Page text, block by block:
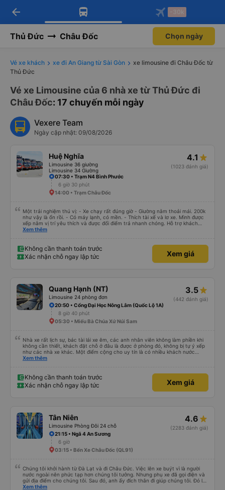
Tải app Vexere ngay!
Nhận ưu đãi thành viên độc
Mở app
Tải app Vexere
-30k/ghế khi đặt vé máy bay qua
Mở app
arrow_back -30k
Thủ Đức Châu Đốc Chọn ngày
Vé xe khách xe đi An Giang từ Sài Gòn
xe limousine đi Châu Đốc từ
Thủ Đức
Vé xe Limousine của 6 nhà xe từ Thủ Đức đi
Châu Đốc: 17 chuyến mỗi ngày
Vexere Team
Ngày cập nhật: 09/08/2026
Huệ Nghĩa
Limousine 36 giường
Limousine 34 Giường
4.1
(1023 đánh giá)
07:30 • Trạm N4 Bình Phước
6 giờ 30 phút
14:00 • Trạm Châu Đốc
Một trải nghiệm thú vị: - Xe chạy rất đúng giờ - Giường nằm thoải mái. 200k
như vậy là ổn rồi. - Có máy lạnh, có mền. - Thích tài xế và lơ xe. Mình được
xếp nằm vị trí yêu thích và được đổi điểm trả nhanh chóng. Hỗ trợ khách
nhiệt tình, vui vẻ. - Bác tài đi xe mở nhạc làm mình hoài niệm về Sài Gòn
chờ nhà xe rộng rãi, thoáng mát, sạch sẽ, có nước uống, có ổ cắm sạc, có
nhà vệ sinh. - Thích phong cách làm việc của nhà xe: nhanh-gọn-lẹ, xúc
tích, đầy đủ, bài bản. Hợp gu kiểu du lịch bụi như mình.
Xem thêm
Không cần thanh toán trước
Xác nhận chỗ ngay lập tức
Xem giá
Quang Hạnh (NT)
Limousine 24 phòng đơn
3.5
(442 đánh giá)
20:50 • Cổng Đại Học Nông Lâm (Quốc Lộ 1A)
8 giờ 40 phút
05:30 • Miếu Bà Chúa Xứ Núi Sam
Nhà xe rất lịch sự, bác tài lái xe êm, các anh nhân viên không làm phiền khi
không cần thiết, khách đặt chỗ ở đâu là được ở phòng đó, không bị tự ý xếp
như các nhà xe khác. Một điểm cộng cho uy tín là có nhiều khách nước
Xem thêm
Không cần thanh toán trước
Xác nhận chỗ ngay lập tức
Xem giá
Tân Niên
Limousine Phòng Đôi 24 chỗ
4.6
(2283 đánh giá)
21:15 • Ngã 4 An Sương
6 giờ
03:15 • Bến Xe Châu Đốc (QL91)
Chúng tôi khởi hành từ Đà Lạt và đi Châu Đức. Việc lên xe buýt vì là người
nước ngoài nên phức tạp hơn chúng tôi tưởng. Nhưng phụ xe đã gọi điện và
gửi địa điểm cho chúng tôi. Sau đó, anh ấy đích thân đi giúp chúng tôi. Đó là
lần đầu tiên đi xe giường nằm với hai đứa trẻ nhỏ khá thú vị. Chúng tôi không
Xem thêm